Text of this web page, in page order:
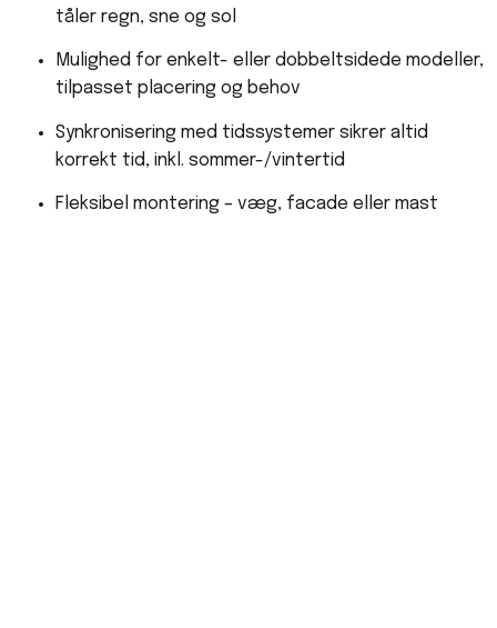
tåler regn, sne og sol
Mulighed for enkelt- eller dobbeltsidede modeller,
tilpasset placering og behov
Synkronisering med tidssystemer sikrer altid
korrekt tid, inkl. sommer-/vintertid
Fleksibel montering – væg, facade eller mast